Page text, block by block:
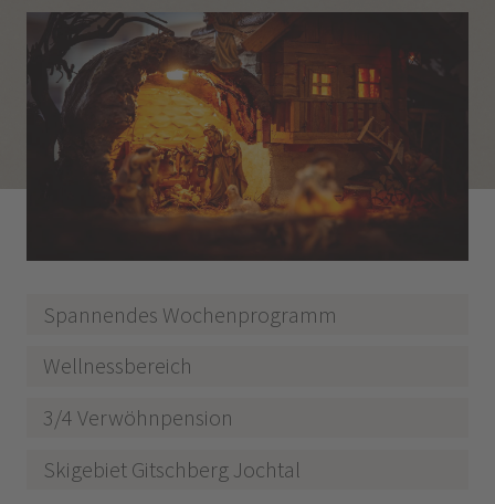
Spannendes Wochenprogramm
Wellnessbereich
3/4 Verwöhnpension
Skigebiet Gitschberg Jochtal